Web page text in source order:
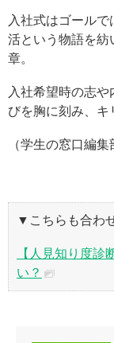
入社式はゴール
活という物語を紡
章。
入社希望時の志
びを胸に刻み、キ
（学生の窓口編集
▼こちらも合わ
【人見知り度診
い？